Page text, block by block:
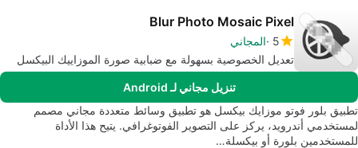
Blur Photo Mosaic Pixel
5 المجاني
تعديل الخصوصية بسهولة مع ضبابية صورة الموزاييك البيكسل
تنزيل مجاني لـ Android
تطبيق بلور فوتو موزايك بيكسل هو تطبيق وسائط متعددة مجاني مصمم
لمستخدمي أندرويد، يركز على التصوير الفوتوغرافي. يتيح هذا الأداة
للمستخدمين بلورة أو بيكسلة…